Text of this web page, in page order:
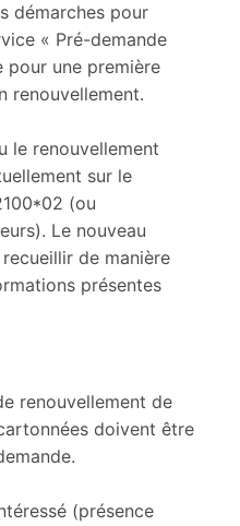
démarches pour
« Pré-demande
pour une première
renouvellement.
le renouvellement
sur le
(ou
Le nouveau
de manière
présentes
renouvellement de
doivent être
(présence